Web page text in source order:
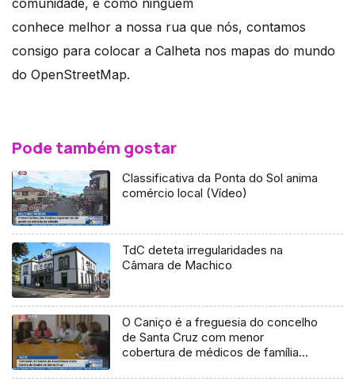
comunidade, e como ninguém
conhece melhor a nossa rua que nós, contamos
consigo para colocar a Calheta nos mapas do mundo
do OpenStreetMap.
Pode também gostar
Classificativa da Ponta do Sol anima
comércio local (Vídeo)
TdC deteta irregularidades na
Câmara de Machico
O Caniço é a freguesia do concelho
de Santa Cruz com menor
cobertura de médicos de família